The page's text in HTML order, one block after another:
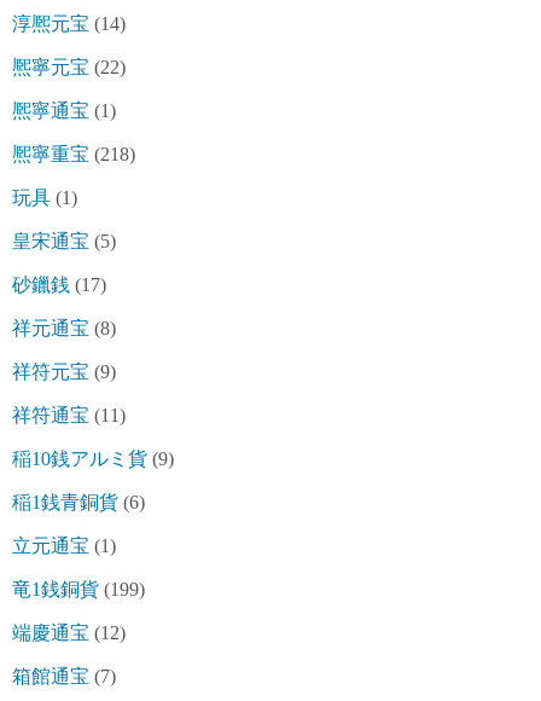
淳熈元宝 (14)
熈寧元宝 (22)
熈寧通宝 (1)
熈寧重宝 (218)
玩具 (1)
皇宋通宝 (5)
砂鑞銭 (17)
祥元通宝 (8)
祥符元宝 (9)
祥符通宝 (11)
稲10銭アルミ貨 (9)
稲1銭青銅貨 (6)
立元通宝 (1)
竜1銭銅貨 (199)
端慶通宝 (12)
箱館通宝 (7)